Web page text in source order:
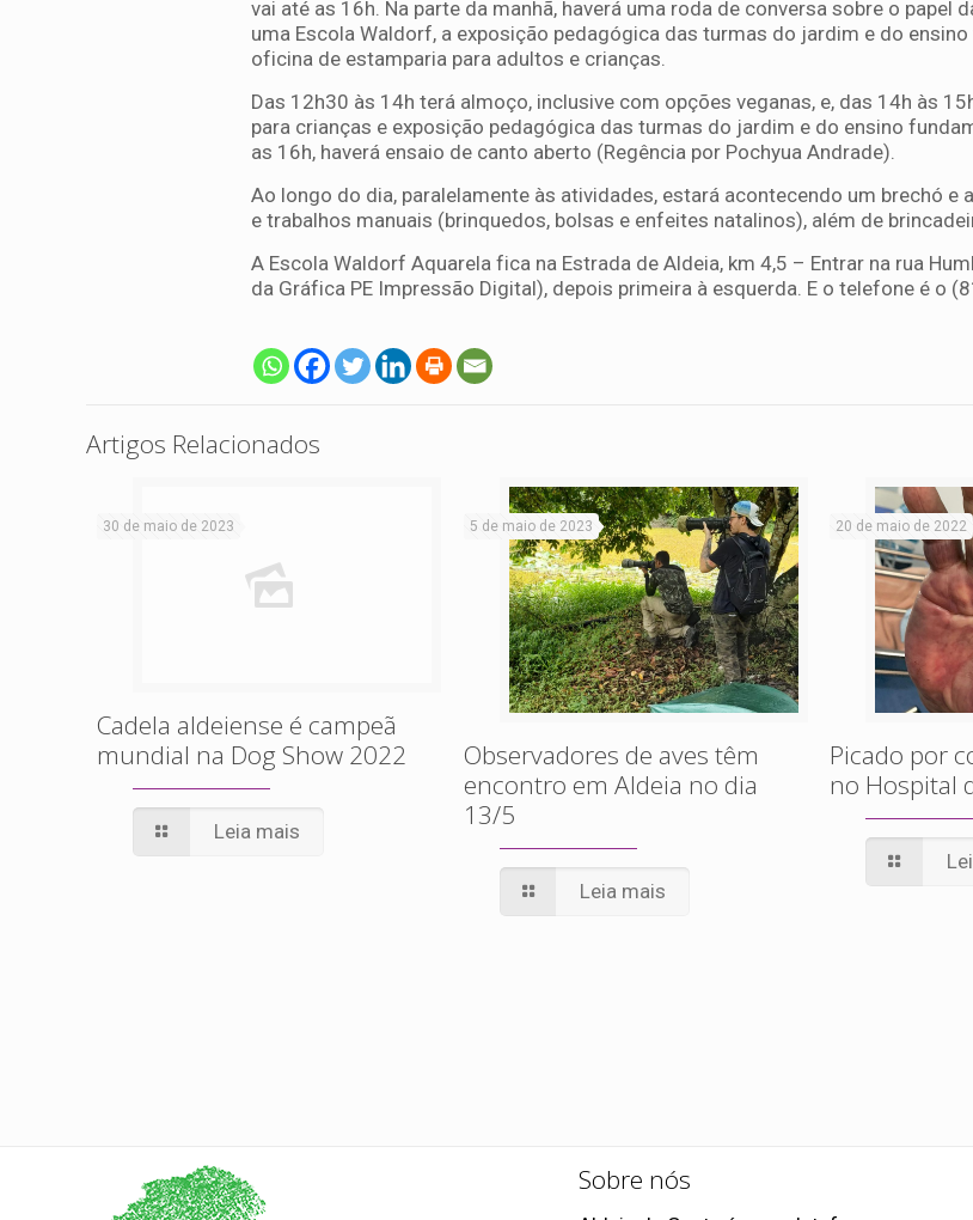
vai até as 16h. Na parte da manhã, haverá uma roda de conversa sobre o papel
uma Escola Waldorf, a exposição pedagógica das turmas do jardim e do
oficina de estamparia para adultos e crianças.
Das 12h30 às 14h terá almoço, inclusive com opções veganas, e, das 14h às
para crianças e exposição pedagógica das turmas do jardim e do ensino
as 16h, haverá ensaio de canto aberto (Regência por Pochyua Andrade).
Ao longo do dia, paralelamente às atividades, estará acontecendo um brechó e
e trabalhos manuais (brinquedos, bolsas e enfeites natalinos), além de
A Escola Waldorf Aquarela fica na Estrada de Aldeia, km 4,5 – Entrar na rua
da Gráfica PE Impressão Digital), depois primeira à esquerda. E o telefone é o
Artigos Relacionados
30 de maio de 2023
Cadela aldeiense é campeã
mundial na Dog Show 2022
Leia mais
5 de maio de 2023
Observadores de aves têm
encontro em Aldeia no dia
13/5
Leia mais
20 de maio de 2022
Picado por
no Hospital
Sobre nós